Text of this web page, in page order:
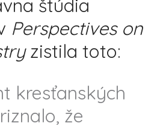
štúdia
Perspectives on
zistila toto:
kresťanských
že